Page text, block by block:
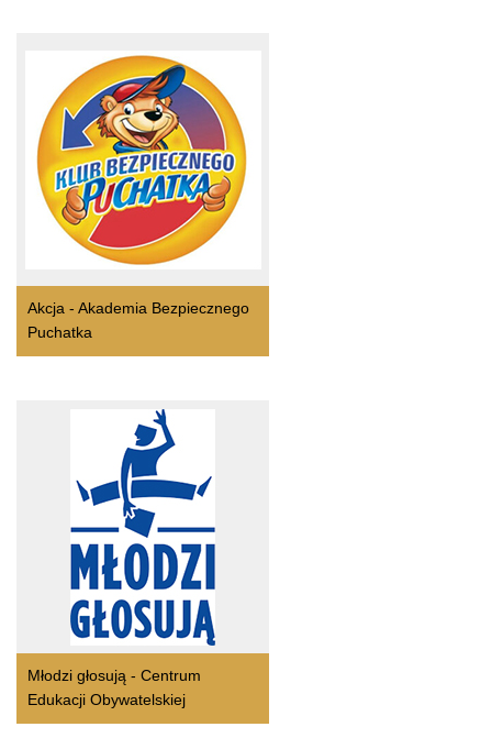
Akcja - Akademia Bezpiecznego
Puchatka
Młodzi głosują - Centrum
Edukacji Obywatelskiej